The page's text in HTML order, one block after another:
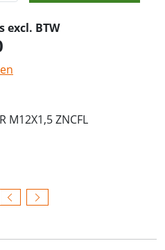
excl. BTW
M12X1,5 ZNCFL